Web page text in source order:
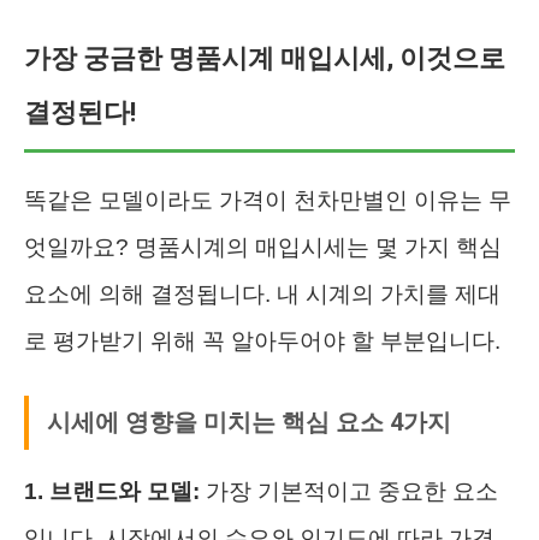
가장 궁금한 명품시계 매입시세, 이것으로
결정된다!
똑같은 모델이라도 가격이 천차만별인 이유는 무
엇일까요? 명품시계의 매입시세는 몇 가지 핵심
요소에 의해 결정됩니다. 내 시계의 가치를 제대
로 평가받기 위해 꼭 알아두어야 할 부분입니다.
시세에 영향을 미치는 핵심 요소 4가지
1. 브랜드와 모델: 가장 기본적이고 중요한 요소